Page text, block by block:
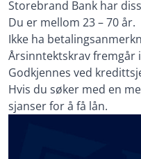
Storebrand Bank har
Du er mellom 23 – 70 år.
Ikke ha
Årsinntektskrav fremgår
Godkjennes ved
Hvis du søker med en
sjanser for å få lån.